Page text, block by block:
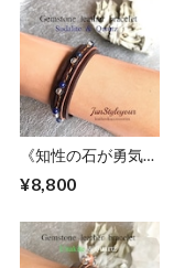
《知性の石が勇気と
の後押し》ソーダラ
¥8,800